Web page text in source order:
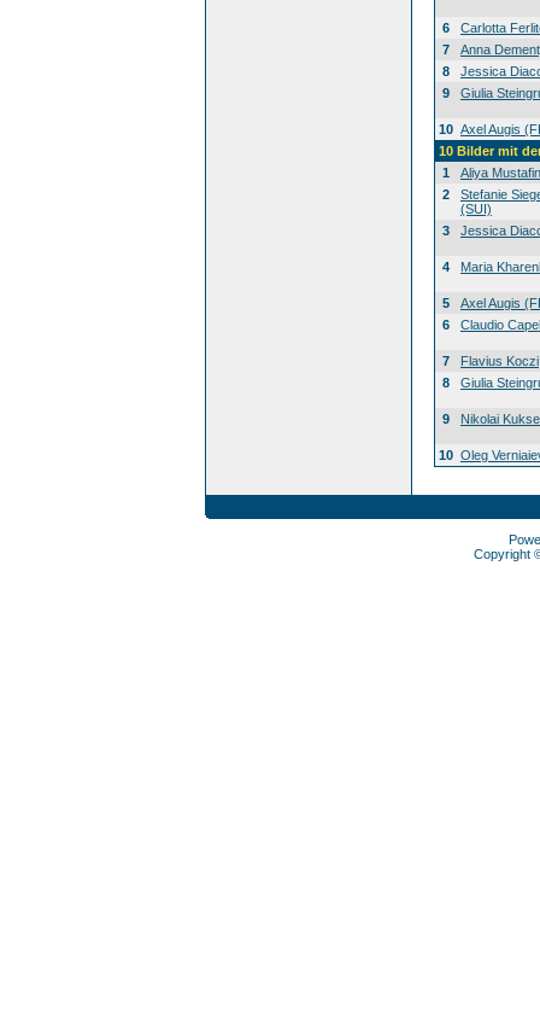
6
Carlotta
7
Anna
8
Jessica
9
Giulia
10 Axel Augis
10 Bilder mit
1
Aliya
2
Stefanie
(SUI)
3
Jessica
4 Maria
5
Axel Augis
6
Claudio
7
Flavius Koczi
8
Giulia
9 Nikolai
10 Oleg
Copyright